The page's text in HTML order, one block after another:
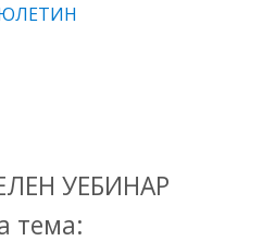
УЕБИНАР
тема: